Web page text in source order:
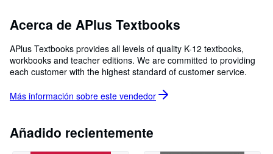
Ayuda
CERRAR
Acerca de APlus Textbooks
APlus Textbooks provides all levels of quality K-12 textbooks,
workbooks and teacher editions. We are committed to providing
each customer with the highest standard of customer service.
Más información sobre este vendedor
Añadido recientemente